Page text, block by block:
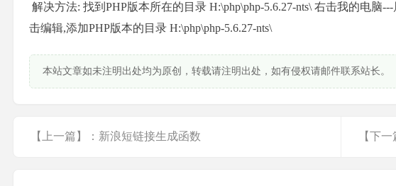
解决方法: 找到PHP版本所在的目录 H:\php\php-5.6.27-nts\ 右击我的电脑
击编辑,添加PHP版本的目录 H:\php\php-5.6.27-nts\
本站文章如未注明出处均为原创，转载请注明出处，如有侵权请邮件联系站长。
【上一篇】：新浪短链接生成函数 【下